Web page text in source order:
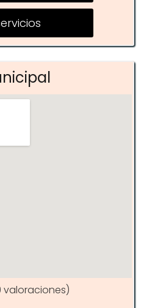
nutricional
personalizado
valoraciones)